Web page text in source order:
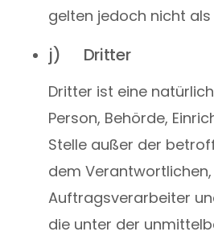
gelten jedoch nicht
j) Dritter
Dritter ist eine
Person, Behörde,
Stelle außer der
dem
Auftragsverarbeiter
die unter der